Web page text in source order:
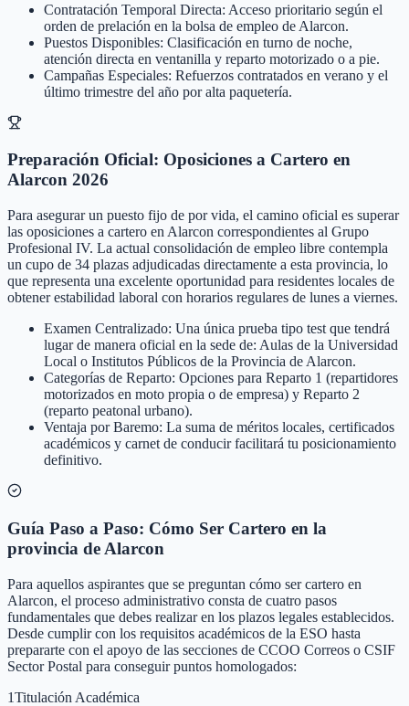
Contratación Temporal Directa: Acceso prioritario según el
orden de prelación en la bolsa de empleo de Alarcon.
Puestos Disponibles: Clasificación en turno de noche,
atención directa en ventanilla y reparto motorizado o a pie.
Campañas Especiales: Refuerzos contratados en verano y el
último trimestre del año por alta paquetería.
Preparación Oficial: Oposiciones a Cartero en
Alarcon 2026
Para asegurar un puesto fijo de por vida, el camino oficial es superar
las oposiciones a cartero en Alarcon correspondientes al Grupo
Profesional IV. La actual consolidación de empleo libre contempla
un cupo de 34 plazas adjudicadas directamente a esta provincia, lo
que representa una excelente oportunidad para residentes locales de
obtener estabilidad laboral con horarios regulares de lunes a viernes.
Examen Centralizado: Una única prueba tipo test que tendrá
lugar de manera oficial en la sede de: Aulas de la Universidad
Local o Institutos Públicos de la Provincia de Alarcon.
Categorías de Reparto: Opciones para Reparto 1 (repartidores
motorizados en moto propia o de empresa) y Reparto 2
(reparto peatonal urbano).
Ventaja por Baremo: La suma de méritos locales, certificados
académicos y carnet de conducir facilitará tu posicionamiento
definitivo.
Guía Paso a Paso: Cómo Ser Cartero en la
provincia de Alarcon
Para aquellos aspirantes que se preguntan cómo ser cartero en
Alarcon, el proceso administrativo consta de cuatro pasos
fundamentales que debes realizar en los plazos legales establecidos.
Desde cumplir con los requisitos académicos de la ESO hasta
prepararte con el apoyo de las secciones de CCOO Correos o CSIF
Sector Postal para conseguir puntos homologados:
1Titulación Académica